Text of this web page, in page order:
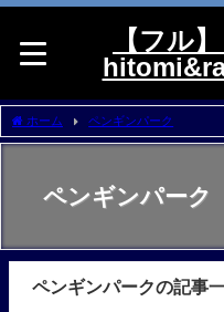
【フル
ホーム ペンギンパーク
ペンギンパーク
ペンギンパークの記事